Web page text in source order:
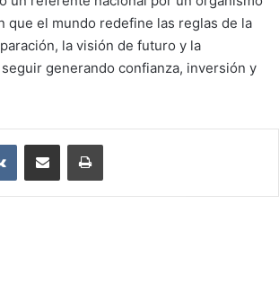
que el mundo redefine las reglas de la
la visión de futuro y la
generando confianza, inversión y
VKontakteCompartir por correo electrónicoImprimir